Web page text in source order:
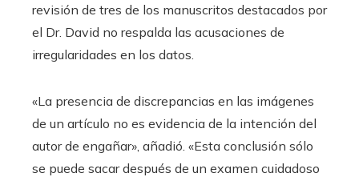
revisión de tres de los manuscritos destacados por
el Dr. David no respalda las acusaciones de
irregularidades en los datos.
«La presencia de discrepancias en las imágenes
de un artículo no es evidencia de la intención del
autor de engañar», añadió. «Esta conclusión sólo
se puede sacar después de un examen cuidadoso